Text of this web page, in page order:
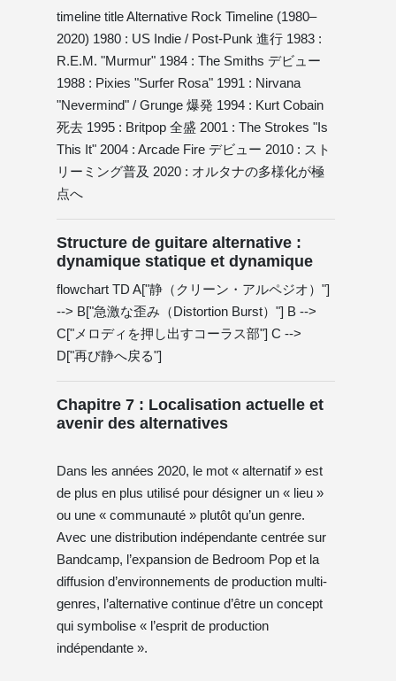
timeline title Alternative Rock Timeline (1980–
2020) 1980 : US Indie / Post-Punk 進行 1983 :
R.E.M. "Murmur" 1984 : The Smiths デビュー
1988 : Pixies "Surfer Rosa" 1991 : Nirvana
"Nevermind" / Grunge 爆発 1994 : Kurt Cobain
死去 1995 : Britpop 全盛 2001 : The Strokes "Is
This It" 2004 : Arcade Fire デビュー 2010 : スト
リーミング普及 2020 : オルタナの多様化が極
点へ
Structure de guitare alternative :
dynamique statique et dynamique
flowchart TD A["静（クリーン・アルペジオ）"]
--> B["急激な歪み（Distortion Burst）"] B -->
C["メロディを押し出すコーラス部"] C -->
D["再び静へ戻る"]
Chapitre 7 : Localisation actuelle et
avenir des alternatives
Dans les années 2020, le mot « alternatif » est
de plus en plus utilisé pour désigner un « lieu »
ou une « communauté » plutôt qu’un genre.
Avec une distribution indépendante centrée sur
Bandcamp, l’expansion de Bedroom Pop et la
diffusion d’environnements de production multi-
genres, l’alternative continue d’être un concept
qui symbolise « l’esprit de production
indépendante ».